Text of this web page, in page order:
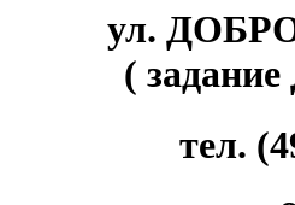
ул.
(
тел.